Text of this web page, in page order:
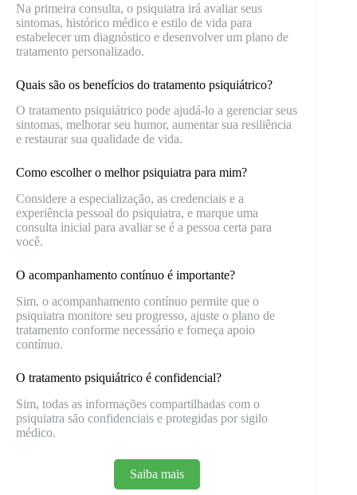
Na primeira consulta, o psiquiatra irá avaliar seus
sintomas, histórico médico e estilo de vida para
estabelecer um diagnóstico e desenvolver um plano de
tratamento personalizado.
Quais são os benefícios do tratamento psiquiátrico?
O tratamento psiquiátrico pode ajudá-lo a gerenciar seus
sintomas, melhorar seu humor, aumentar sua resiliência
e restaurar sua qualidade de vida.
Como escolher o melhor psiquiatra para mim?
Considere a especialização, as credenciais e a
experiência pessoal do psiquiatra, e marque uma
consulta inicial para avaliar se é a pessoa certa para
você.
O acompanhamento contínuo é importante?
Sim, o acompanhamento contínuo permite que o
psiquiatra monitore seu progresso, ajuste o plano de
tratamento conforme necessário e forneça apoio
contínuo.
O tratamento psiquiátrico é confidencial?
Sim, todas as informações compartilhadas com o
psiquiatra são confidenciais e protegidas por sigilo
médico.
Saiba mais